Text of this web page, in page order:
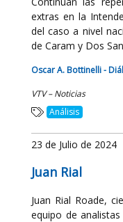
extras en la
del caso a nivel
de Caram y Dos
Oscar A. Bottinelli -
VTV – Noticias
Análisis
23 de Julio de 2024
Juan Rial
Juan Rial Roade,
equipo de